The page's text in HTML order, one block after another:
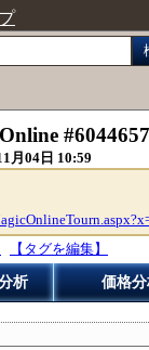
#6044657
月04日 10:59
【タグを編集】
析 価格